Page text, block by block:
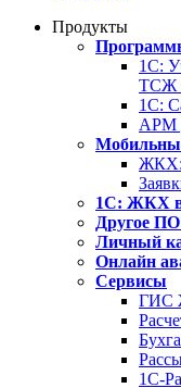
Продукты
1С:
ТСЖ
1С:
АРМ
ЖКХ:
1С: ЖКХ в
Другое
Личный
Онлайн
Сервисы
ГИС
1С-